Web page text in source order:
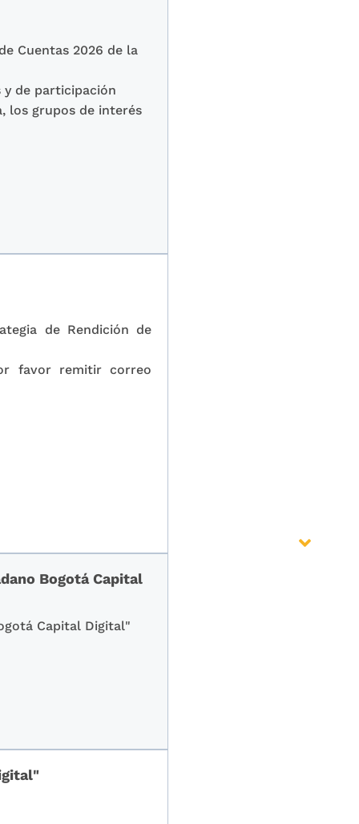
Cuentas 2026 de la
de participación
los grupos de interés
de Rendición de
favor remitir correo
Bogotá Capital
Capital Digital"